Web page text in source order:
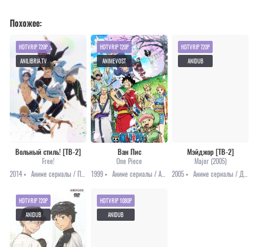
Похожее:
Вольный стиль! [ТВ-2]
Free!
2014 •
HDTVRIP 720P
ANILIBRIA.TV
Ван Пис
One Piece
1999 •
HDTVRIP 720P
ANIMEVOST
Мэйджор [ТВ-2]
Major (2005)
2005 •
HDTVRIP 720P
ANIDUB
HDTVRIP 720P
ANIDUB
HDTVRIP 1080P
ANIDUB